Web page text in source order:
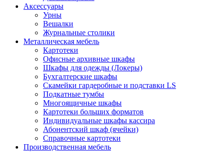
Аксессуары
Урны
Вешалки
Журнальные столики
Металлическая мебель
Картотеки
Офисные архивные шкафы
Шкафы для одежды (Локеры)
Бухгалтерские шкафы
Скамейки гардеробные и подставки LS
Подкатные тумбы
Многоящичные шкафы
Картотеки больших форматов
Индивидуальные шкафы кассира
Абонентский шкаф (ячейки)
Справочные картотеки
Производственная мебель